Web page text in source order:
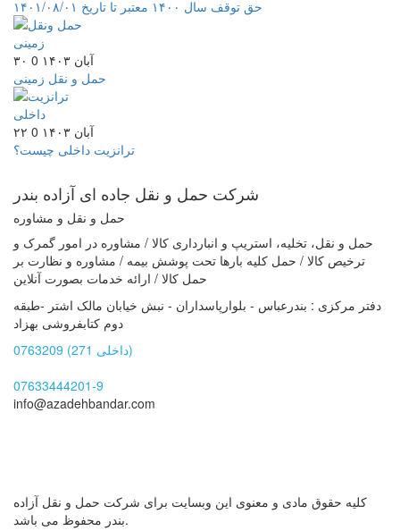
حق توقف سال ۱۴۰۰ معتبر تا تاریخ ۱۴۰۱/۰۸/۰۱
۳۰ آبان ۱۴۰۳
0
حمل و نقل زمینی
۲۲ آبان ۱۴۰۳
0
ترانزیت داخلی چیست؟
شرکت حمل و نقل جاده ایآزاده بندر
حمل و نقل و مشاوره
حمل و نقل، تخلیه، استریپ و انبارداری کالا / مشاوره در امور گمرک و
ترخیص کالا / حمل کلیه بارها تحت پوشش بیمه / مشاوره و نظارت بر
حمل کالا / ارائه خدمات بصورت آنلاین
دفتر مرکزی : بندرعباس - بلوارپاسداران - نبش خیابان مالک اشتر -طبقه
دوم کتابفروشی بهزاد
0763209 (داخلی 271)
07633444201-9
info@azadehbandar.com
کلیه حقوق مادی و معنوی این وبسایت برای شرکت حمل و نقل آزاده
بندر محفوظ می باشد.